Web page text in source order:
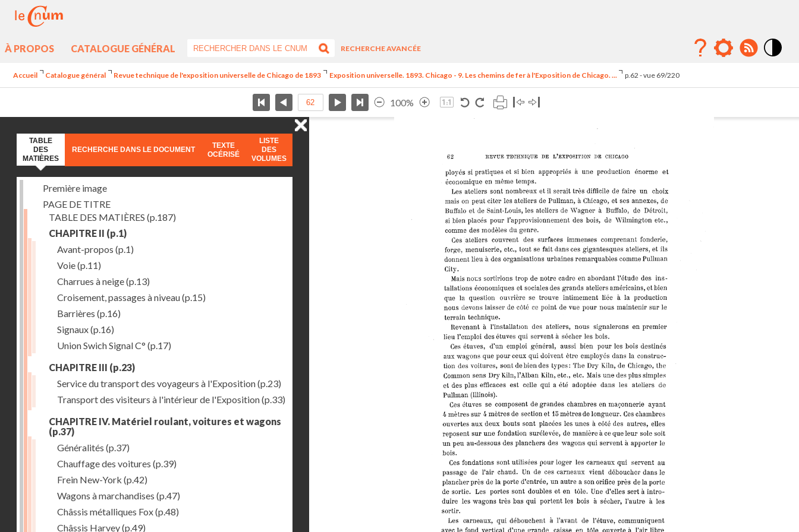
À PROPOS CATALOGUE GÉNÉRAL
RECHERCHE AVANCÉE
Accueil Catalogue général Revue technique de l'exposition universelle de Chicago de 1893 Exposition universelle. 1893. Chicago - 9. Les chemins de fer à l'Exposition de Chicago. ... p.62 - vue 69/220
100%
TABLE
DES
MATIÈRES
RECHERCHE DANS LE DOCUMENT
TEXTE
OCÉRISÉ
LISTE
DES
VOLUMES
Première image
PAGE DE TITRE
TABLE DES MATIÈRES (p.187)
CHAPITRE II (p.1)
Avant-propos (p.1)
Voie(p.11)
Charrues à neige(p.13)
Croisement, passages à niveau(p.15)
Barrières (p.16)
Signaux(p.16)
Union Swich Signal C° (p.17)
CHAPITRE III (p.23)
Service du transport des voyageurs à l'Exposition(p.23)
Transport des visiteurs à l'intérieur de l'Exposition(p.33)
CHAPITRE IV. Matériel roulant, voitures et wagons
(p.37)
Généralités (p.37)
Chauffage des voitures (p.39)
Frein New-York (p.42)
Wagons à marchandises (p.47)
Châssis métalliques Fox(p.48)
Châssis Harvey(p.49)